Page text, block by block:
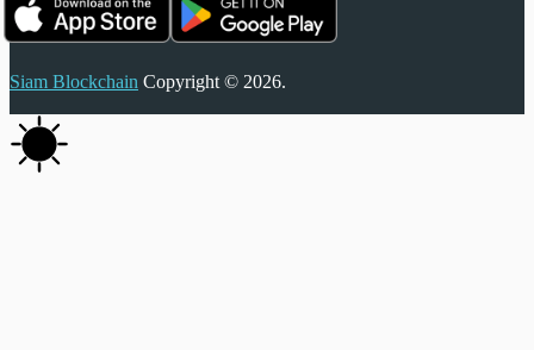
Siam Blockchain Copyright © 2026.